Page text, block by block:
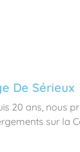
De Sérieux
20 ans, nous
sur la